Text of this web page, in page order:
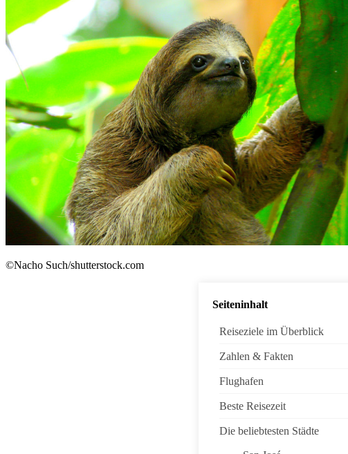
©Nacho Such/shutterstock.com
Seiteninhalt
Reiseziele im Überblick
Zahlen & Fakten
Flughafen
Beste Reisezeit
Die beliebtesten Städte